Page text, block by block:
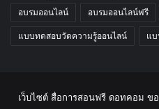
อบรมออนไลน์ อบรมออนไลน์ฟรี
แบบทดสอบวัดความรู้ออนไลน์ แ
เว็บไซต์ สื่อการสอนฟรี ดอทคอม ขอ